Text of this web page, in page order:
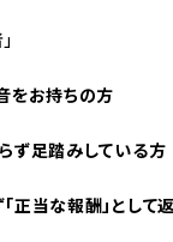
をお持ちの方
ず足踏みしている方
正当な報酬」として